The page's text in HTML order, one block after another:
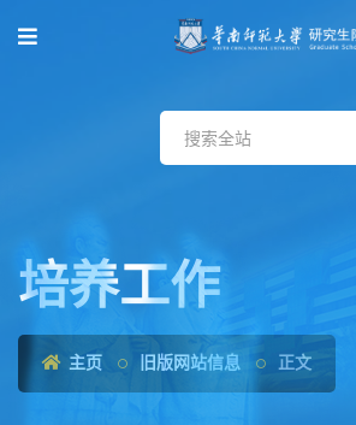
培养工作
主页 旧版网站信息 正文